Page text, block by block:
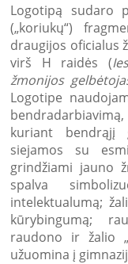
Logotipą sudaro
(„koriukų“)
draugijos oficialus
virš H raidės (
žmonijos
Logotipe
kuriant bendrąjį
siejamos su
grindžiami jauno
spalva
intelektualumą;
kūrybingumą;
raudono ir žalio
užuomina į